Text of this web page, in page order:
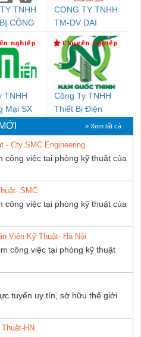
TNHH
CÔNG
VIỆT
CONG TY TNHH
TM-DV DAI
DONG THANH
TNHH
Mại SX
Công Ty TNHH
Thiết Bị Điện
Nam Quốc Thịnh
» Xem tất cả
- Cty SMC Engineering
công việc tại phòng kỹ thuật của
SMC
công việc tại phòng kỹ thuật của
Viên Kỹ Thuật- Hà Nội
công việc tại phòng kỹ thuật
tuyến uy tín, sở hữu thế giới
HN